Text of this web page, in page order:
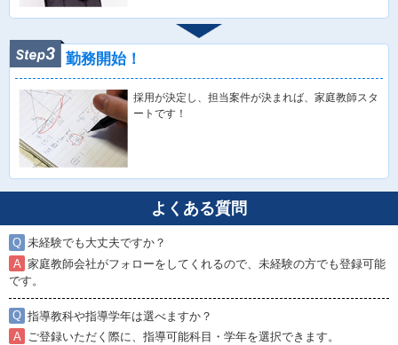
勤務開始！
採用が決定し、担当案件が決まれば、家庭教師スタ
ートです！
よくある質問
未経験でも大丈夫ですか？
家庭教師会社がフォローをしてくれるので、未経験の方でも登録可能
です。
指導教科や指導学年は選べますか？
ご登録いただく際に、指導可能科目・学年を選択できます。